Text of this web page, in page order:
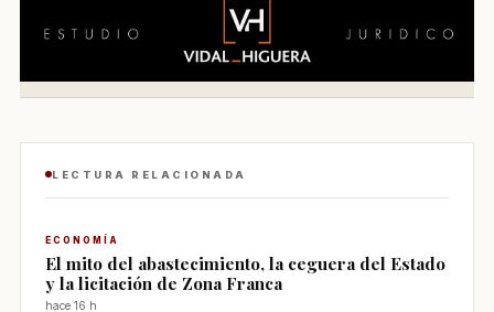
LECTURA RELACIONADA
ECONOMÍA
El mito del abastecimiento, la ceguera del Estado
y la licitación de Zona Franca
hace 16 h